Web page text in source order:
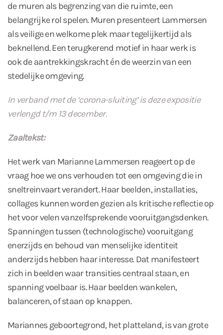
de muren als begrenzing van die ruimte, een
belangrijke rol spelen. Muren presenteert Lammersen
als veilige en welkome plek maar tegelijkertijd als
beknellend. Een terugkerend motief in haar werk is
ook de aantrekkingskracht én de weerzin van een
stedelijke omgeving.
In verband met de ‘corona-sluiting’ is deze expositie
verlengd t/m 13 december.
Zaaltekst:
Het werk van Marianne Lammersen reageert op de
vraag hoe we ons verhouden tot een omgeving die in
sneltreinvaart verandert. Haar beelden, installaties,
collages kunnen worden gezien als kritische reflectie op
het voor velen vanzelfsprekende vooruitgangsdenken.
Spanningen tussen (technologische) vooruitgang
enerzijds en behoud van menselijke identiteit
anderzijds hebben haar interesse. Dat manifesteert
zich in beelden waar transities centraal staan, en
spanning voelbaar is. Haar beelden wankelen,
balanceren, of staan op knappen.
Mariannes geboortegrond, het platteland, is van grote